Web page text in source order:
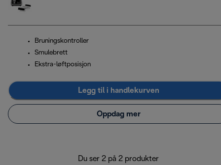
Bruningskontroller
Smulebrett
Ekstra-løftposisjon
Legg til i handlekurven
Oppdag mer
Du ser 2 på 2 produkter